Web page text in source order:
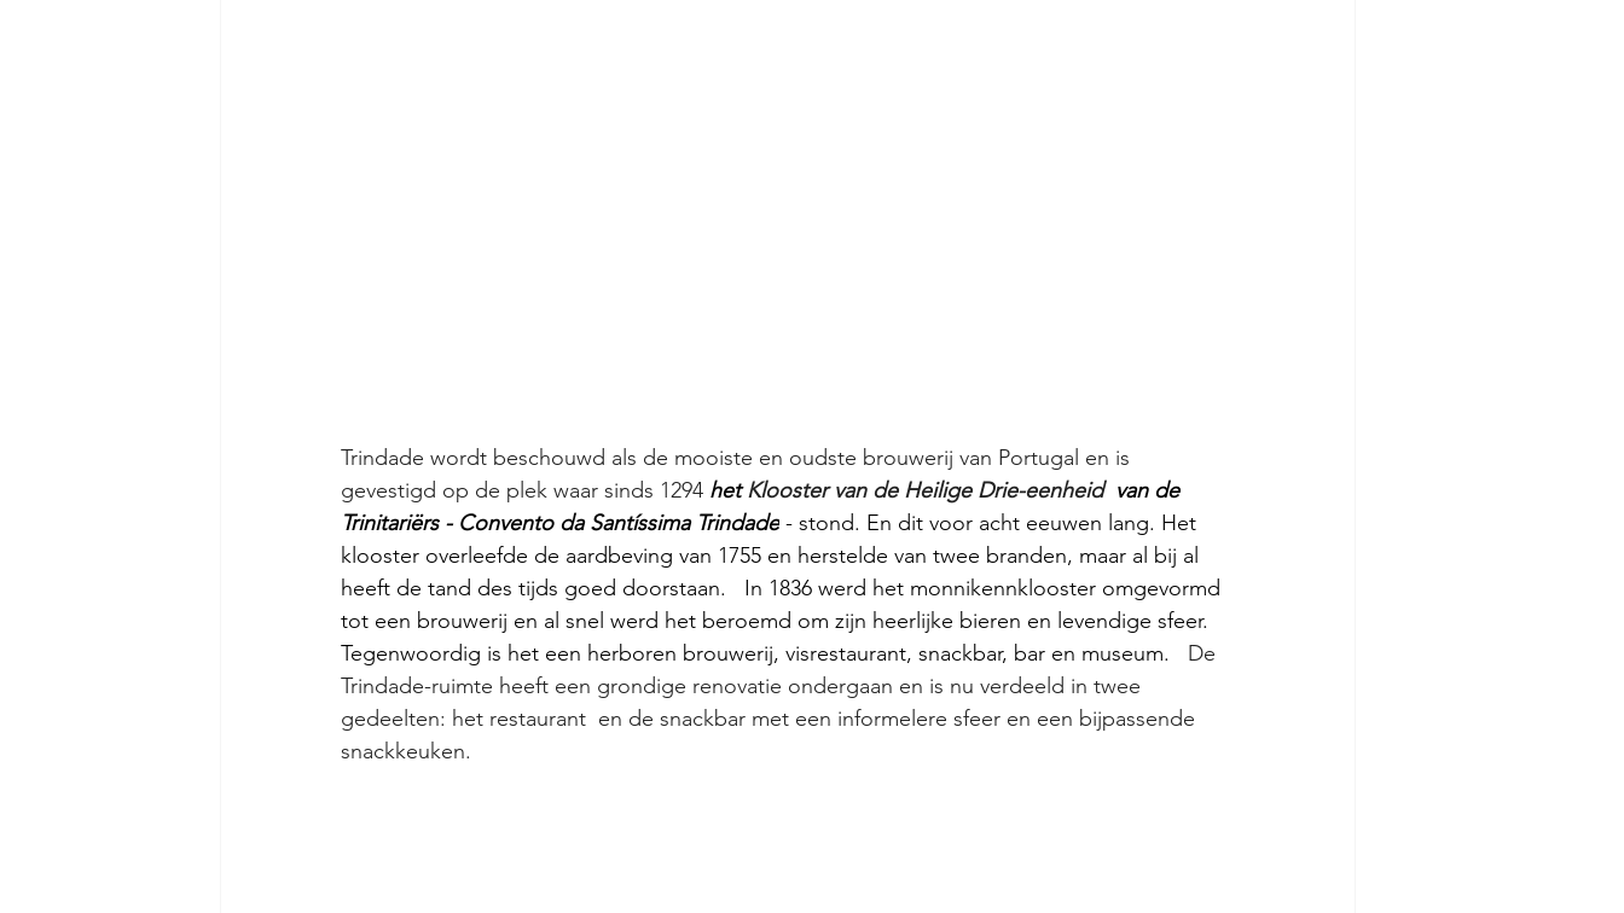
Trindade wordt beschouwd als de mooiste en oudste brouwerij van Portugal en is
gevestigd op de plek waar sinds 1294 het Klooster van de Heilige Drie-eenheid
  van de
Trinitariërs - Convento da Santíssima Trindade - stond. En dit voor acht eeuwen lang. Het
klooster overleefde de aardbeving van 1755 en herstelde van twee branden, maar al bij al
heeft de tand des tijds goed doorstaan.   In 1836 werd het monnikennklooster omgevormd
tot een brouwerij en al snel werd het beroemd om zijn heerlijke bieren en levendige sfeer.
Tegenwoordig is het een herboren brouwerij, visrestaurant, snackbar, bar en museum. De
Trindade-ruimte heeft een grondige renovatie ondergaan en is nu verdeeld in twee
gedeelten: het restaurant  en de snackbar met een informelere sfeer en een bijpassende
snackkeuken.